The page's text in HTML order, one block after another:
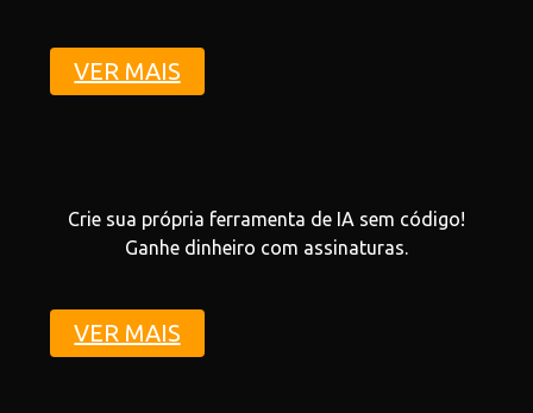
VER MAIS
Crie sua própria ferramenta de IA sem código!
Ganhe dinheiro com assinaturas.
VER MAIS